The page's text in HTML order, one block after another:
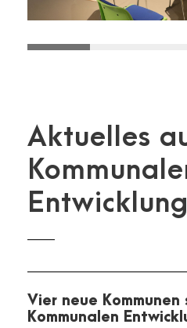
Aktuelles
Vier neue
Kommunalen